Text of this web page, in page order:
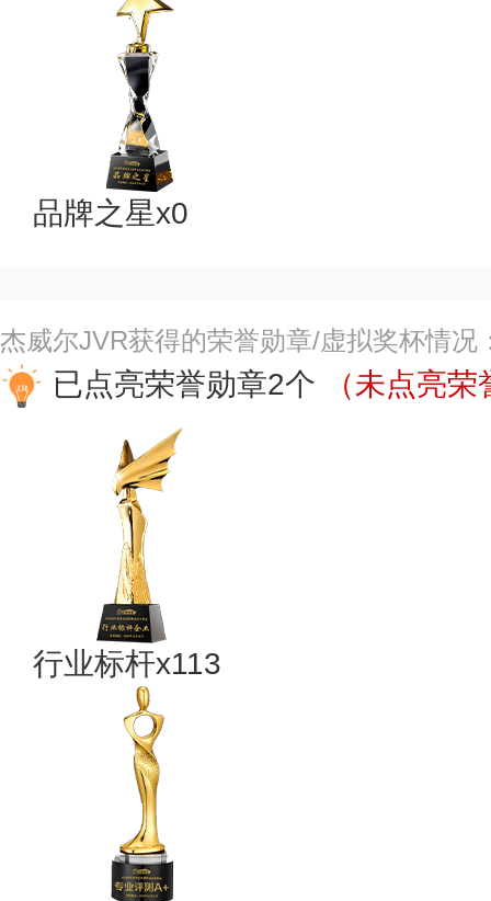
品牌之星x0
杰威尔JVR获得的荣誉勋章/虚拟奖杯情况
已点亮荣誉勋章2个 （未点亮
行业标杆x113